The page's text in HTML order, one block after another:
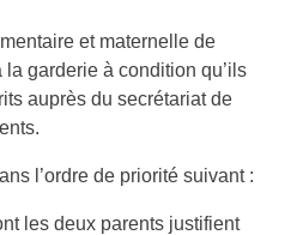
et maternelle de
garderie à condition qu’ils
auprès du secrétariat de
l’ordre de priorité suivant :
les deux parents justifient